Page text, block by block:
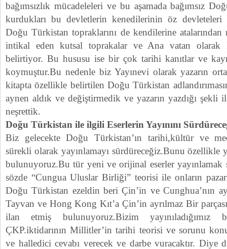
bağımsızlık mücadeleleri ve bu aşamada bağımsız
kurdukları bu devletlerin kenedilerinin öz devleteleri
Doğu Türkistan topraklarını de kendilerine
intikal eden kutsal toprakalar ve Ana vatan olarak
belirtiyor. Bu hususu ise bir çok tarihi kanıtlar ve
koymuştur.Bu nedenle biz Yayınevi olarak yazarın
kitapta özellikle belirtilen Doğu Türkistan
aynen aldık ve değiştirmedik ve yazarın yazdığı şekli
neşrettik.
Doğu Türkistan ile ilgili Eserlerin Yayınını
Biz gelecekte Doğu Türkistan’ın tarihi,kültür ve
sürekli olarak yayınlamayı sürdüreceğiz.Bunu özellikle
bulunuyoruz.Bu tür yeni ve orijinal eserler yayınlamak
sözde “Cungua Uluslar Birliği” teorisi ile onların
Doğu Türkistan ezeldin beri Çin’in ve Cunghua’nın
Tayvan ve Hong Kong Kıt’a Çin’in ayrılmaz Bir
ilan etmiş bulunuyoruz.Bizim
ÇKP.iktidarının Millitler’in tarihi teorisi ve sorunu
ve halledici cevabı verecek ve darbe vuracaktır. Diye